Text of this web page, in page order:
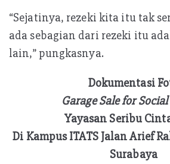
“Sejatinya, rezeki kita itu tak
ada sebagian dari rezeki itu
lain,” pungkasnya.
Dokumentasi
Garage Sale for
Yayasan Seribu
Di Kampus ITATS Jalan Arief
Surabaya